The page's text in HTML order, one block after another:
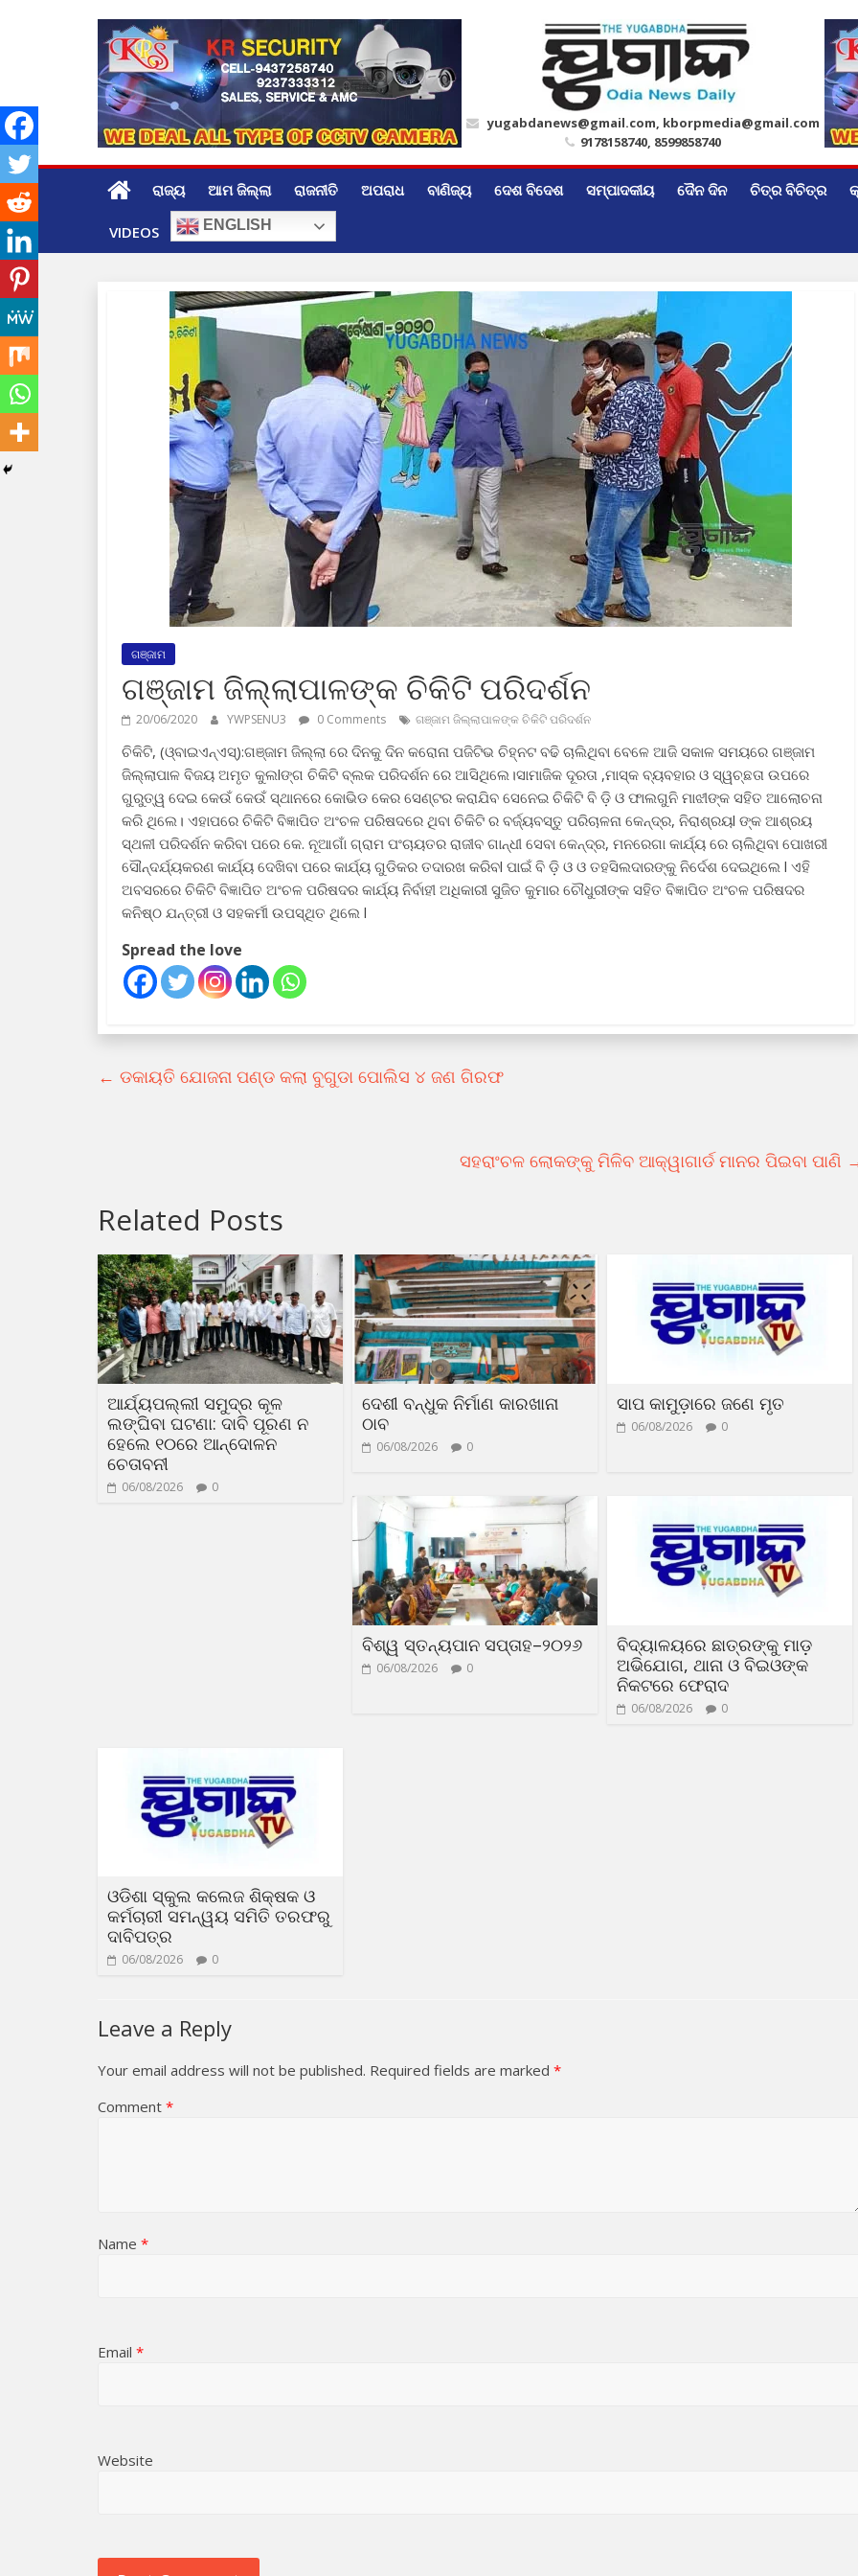
yugabdanews@gmail.com, kborpmedia@gmail.com
9178158740, 8599858740
ରାଜ୍ୟ ଆମ ଜିଲ୍ଲା ରାଜନୀତି ଅପରାଧ ବାଣିଜ୍ୟ ଦେଶ ବିଦେଶ ସମ୍ପାଦକୀୟ ଦୈନ ଦିନ ଚିତ୍ର ବିଚିତ୍ର
VIDEOS ENGLISH
ଗଞ୍ଜାମ
ଗଞ୍ଜାମ ଜିଲ୍ଲାପାଳଙ୍କ ଚିକିଟି ପରିଦର୍ଶନ
20/06/2020 YWPSENU3 0 Comments ଗଞ୍ଜାମ ଜିଲ୍ଲାପାଳଙ୍କ ଚିକିଟି ପରିଦର୍ଶନ
ଚିକିଟି, (ଓ୍ବାଇଏନ୍ଏସ୍):ଗଞ୍ଜାମ ଜିଲ୍ଲା ରେ ଦିନକୁ ଦିନ କରୋନା ପଜିଟିଭ ଚିହ୍ନଟ ବଢି ଚାଲିଥିବା ବେଳେ ଆଜି ସକାଳ ସମୟରେ ଗଞ୍ଜାମ
ଜିଲ୍ଲାପାଳ ବିଜୟ ଅମୃତ କୁଲlଙ୍ଗ ଚିକିଟି ବ୍ଲକ ପରିଦର୍ଶନ ରେ ଆସିଥିଲେ।ସାମାଜିକ ଦୂରତା ,ମାସ୍କ ବ୍ୟବହାର ଓ ସ୍ୱଚ୍ଛତା ଉପରେ
ଗୁରୁତ୍ୱ ଦେଇ କେଉଁ କେଉଁ ସ୍ଥାନରେ କୋଭିଡ କେର ସେଣ୍ଟର କରାଯିବ ସେନେଇ ଚିକିଟି ବି ଡ଼ି ଓ ଫାଲଗୁନି ମାଝୀଙ୍କ ସହିତ ଆଲୋଚନା
କରି ଥିଲେ। ଏହାପରେ ଚିକିଟି ବିଜ୍ଞାପିତ ଅଂଚଳ ପରିଷଦରେ ଥିବା ଚିକିଟି ର ବର୍ଜ୍ୟବସ୍ତୁ ପରିଚାଳନା କେନ୍ଦ୍ର, ନିରାଶ୍ରୟl ଙ୍କ ଆଶ୍ରୟ
ସ୍ଥଳୀ ପରିଦର୍ଶନ କରିବା ପରେ କେ. ନୂଆଗାଁ ଗ୍ରାମ ପଂଚାୟତର ରାଜୀବ ଗାନ୍ଧୀ ସେବା କେନ୍ଦ୍ର, ମନରେଗା କାର୍ଯ୍ୟ ରେ ଚାଲିଥିବା ପୋଖରୀ
ସୌନ୍ଦର୍ଯ୍ୟକରଣ କାର୍ଯ୍ୟ ଦେଖିବା ପରେ କାର୍ଯ୍ୟ ଗୁଡିକର ତଦାରଖ କରିବl ପାଇଁ ବି ଡ଼ି ଓ ଓ ତହସିଲଦାରଙ୍କୁ ନିର୍ଦେଶ ଦେଇଥିଲେ l ଏହି
ଅବସରରେ ଚିକିଟି ବିଜ୍ଞାପିତ ଅଂଚଳ ପରିଷଦର କାର୍ଯ୍ୟ ନିର୍ବାହୀ ଅଧିକାରୀ ସୁଜିତ କୁମାର ଚୌଧୁରୀଙ୍କ ସହିତ ବିଜ୍ଞାପିତ ଅଂଚଳ ପରିଷଦର
କନିଷ୍ଠ ଯନ୍ତ୍ରୀ ଓ ସହକର୍ମୀ ଉପସ୍ଥିତ ଥିଲେ l
Spread the love
← ଡକାୟତି ଯୋଜନା ପଣ୍ଡ କଲା ବୁଗୁଡା ପୋଲିସ ୪ ଜଣ ଗିରଫ
ସହରାଂଚଳ ଲୋକଙ୍କୁ ମିଳିବ ଆକ୍ୱାଗାର୍ଡ ମାନର ପିଇବା ପାଣି
Related Posts
ଆର୍ଯ୍ୟପଲ୍ଲୀ ସମୁଦ୍ର କୂଳ
ଲଙ୍ଘିବା ଘଟଣା: ଦାବି ପୂରଣ ନ
ହେଲେ ୧୦ରେ ଆନ୍ଦୋଳନ
ଚେତାବନୀ
06/08/2026 0
ଦେଶୀ ବନ୍ଧୁକ ନିର୍ମାଣ କାରଖାନା
ଠାବ
06/08/2026 0
ସାପ କାମୁଡ଼ାରେ ଜଣେ ମୃତ
06/08/2026 0
ବିଶ୍ୱ ସ୍ତନ୍ୟପାନ ସପ୍ତାହ–୨୦୨୬
06/08/2026 0
ବିଦ୍ୟାଳୟରେ ଛାତ୍ରଙ୍କୁ ମାଡ଼
ଅଭିଯୋଗ, ଥାନା ଓ ବିଇଓଙ୍କ
ନିକଟରେ ଫେରାଦ
06/08/2026 0
ଓଡିଶା ସ୍କୁଲ କଲେଜ ଶିକ୍ଷକ ଓ
କର୍ମଚାରୀ ସମନ୍ୱୟ ସମିତି ତରଫରୁ
ଦାବିପତ୍ର
06/08/2026 0
Leave a Reply
Your email address will not be published. Required fields are marked *
Comment *
Name *
Email *
Website